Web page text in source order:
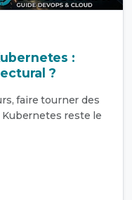
:
?
faire tourner des
reste le